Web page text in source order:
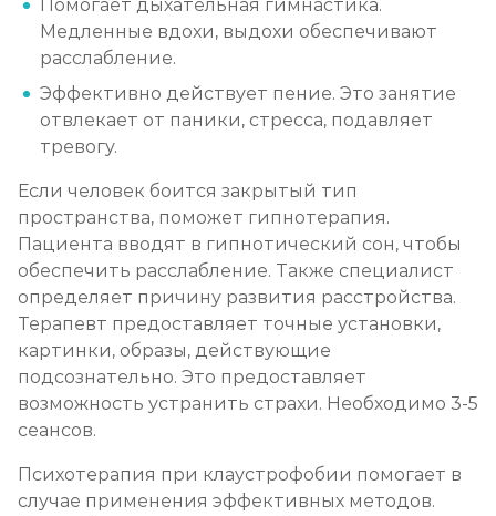
Помогает дыхательная гимнастика.
Медленные вдохи, выдохи обеспечивают
расслабление.
Эффективно действует пение. Это занятие
отвлекает от паники, стресса, подавляет
тревогу.
Если человек боится закрытый тип
пространства, поможет гипнотерапия.
Пациента вводят в гипнотический сон, чтобы
обеспечить расслабление. Также специалист
определяет причину развития расстройства.
Терапевт предоставляет точные установки,
картинки, образы, действующие
подсознательно. Это предоставляет
возможность устранить страхи. Необходимо 3-5
сеансов.
Психотерапия при клаустрофобии помогает в
случае применения эффективных методов.